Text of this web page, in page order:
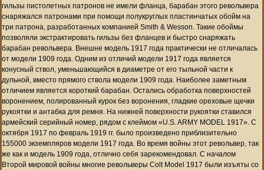
гильзы пистолетных патронов не имели фланца, барабан этого револьвера
снаряжался патронами при помощи полукруглых пластинчатых обойм на
три патрона, разработанных компанией Smith & Wesson. Такие обоймы
позволяли экстрактировать гильзы без фланцев и быстро снаряжать
барабан револьвера. Внешне модель 1917 года практически не отличалась
от модели 1909 года. Одним из отличий модели 1917 года является
конусный ствол, уменьшающийся в диаметре от его тыльной части к
дульной, вместо прямого ствола модели 1909 года. Наиболее заметным
отличием является короткий барабан. Остались обработка поверхностей
воронением, полированный курок без воронения, гладкие ореховые щечки
рукоятки и антабка для ремня. На нижней поверхности рукоятки ставился
армейский серийный номер, рядом с клеймом «U.S. ARMY MODEL 1917». С
октября 1917 по февраль 1919 гг. было произведено приблизительно
155000 экземпляров модели 1917 года. Во время войны этот револьвер, так
же как и модель 1909 года, отлично себя зарекомендовал. С началом
Второй мировой войны многие револьверы Colt Model 1917 были изъяты со